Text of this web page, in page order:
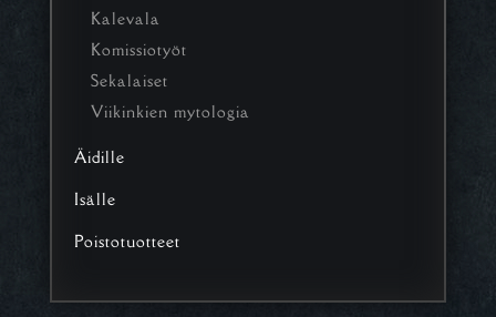
Kalevala
Komissiotyöt
Sekalaiset
Viikinkien mytologia
Äidille
Isälle
Poistotuotteet